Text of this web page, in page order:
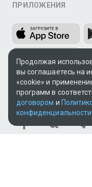
ПРИЛОЖЕНИЯ
МЫ В СОЦСЕТЯХ
Продолжая
вы соглашаетесь на
«cookie» и
программ в
договором и
конфиденциальности